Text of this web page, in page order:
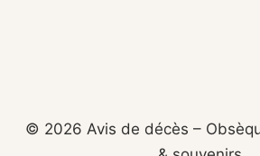
© 2026 Avis de décès –